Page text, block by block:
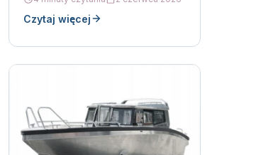
posłuszeństwa, liczy się szybka
reakcja i sprzęt, który zadba…
Czytaj więcej